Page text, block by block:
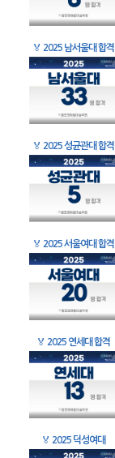
🏅 2025 남서울대 합격
🏅 2025 성균관대 합격
🏅 2025 서울여대 합격
🏅 2025 연세대 합격
🏅 2025 덕성여대